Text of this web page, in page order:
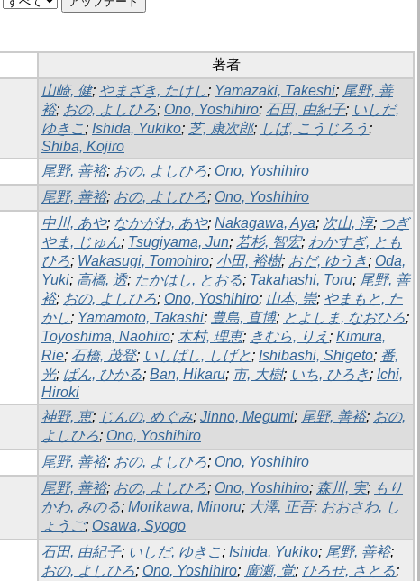
著者
山崎, 健; やまざき, たけし; Yamazaki, Takeshi; 尾野, 善
裕; おの, よしひろ; Ono, Yoshihiro; 石田, 由紀子; いしだ,
ゆきこ; Ishida, Yukiko; 芝, 康次郎; しば, こうじろう ;
Shiba, Kojiro
尾野, 善裕; おの, よしひろ; Ono, Yoshihiro
尾野, 善裕; おの, よしひろ; Ono, Yoshihiro
中川, あや; なかがわ, あや; Nakagawa, Aya; 次山, 淳; つぎ
やま, じゅん; Tsugiyama, Jun; 若杉, 智宏; わかすぎ, とも
ひろ; Wakasugi, Tomohiro; 小田, 裕樹; おだ, ゆうき; Oda,
Yuki; 高橋, 透; たかはし, とおる; Takahashi, Toru; 尾野, 善
裕; おの, よしひろ; Ono, Yoshihiro; 山本, 崇; やまもと, た
かし; Yamamoto, Takashi; 豊島, 直博; とよしま, なおひろ;
Toyoshima, Naohiro; 木村, 理恵; きむら, りえ; Kimura,
Rie; 石橋, 茂登; いしばし, しげと; Ishibashi, Shigeto; 番,
光; ばん, ひかる; Ban, Hikaru; 市, 大樹; いち, ひろき; Ichi,
Hiroki
神野, 恵; じんの, めぐみ; Jinno, Megumi; 尾野, 善裕; おの,
よしひろ; Ono, Yoshihiro
尾野, 善裕; おの, よしひろ; Ono, Yoshihiro
尾野, 善裕; おの, よしひろ; Ono, Yoshihiro; 森川, 実; もり
かわ, みのる; Morikawa, Minoru; 大澤, 正吾; おおさわ, し
ょうご; Osawa, Syogo
石田, 由紀子; いしだ, ゆきこ; Ishida, Yukiko; 尾野, 善裕;
おの, よしひろ; Ono, Yoshihiro; 廣瀬, 覚; ひろせ, さとる;